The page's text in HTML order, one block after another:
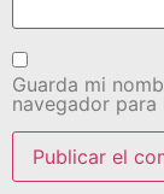
Guarda mi
navegador